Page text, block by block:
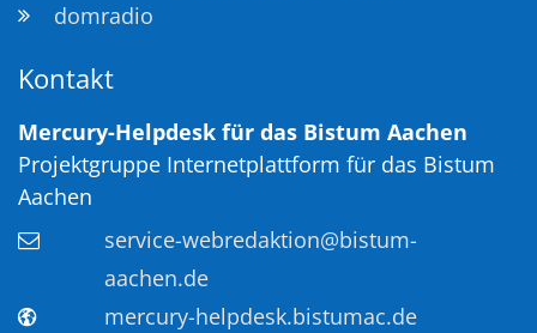
domradio
Kontakt
Mercury-Helpdesk für das Bistum Aachen
Projektgruppe Internetplattform für das Bistum
Aachen
service-webredaktion@bistum-
aachen.de
mercury-helpdesk.bistumac.de